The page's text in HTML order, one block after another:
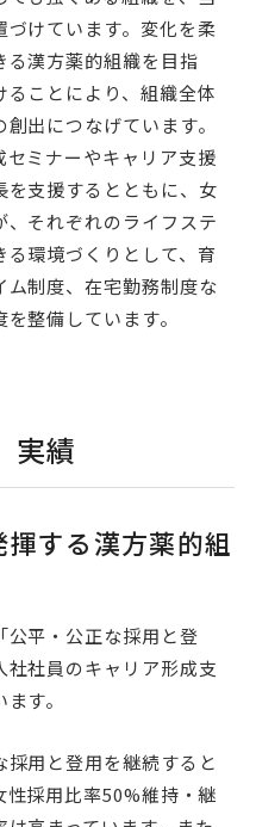
けています。変化を柔
る漢方薬的組織を目指
ることにより、組織全体
出につなげています。
セミナーやキャリア支援
を支援するとともに、女
それぞれのライフステ
環境づくりとして、育
ム制度、在宅勤務制度な
整備しています。
実績
する漢方薬的組
公平・公正な採用と登
社員のキャリア形成支
す。
用と登用を継続すると
性採用比率50%維持・継